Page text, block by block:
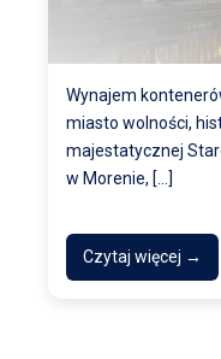
Wynajem
miasto wolności,
majestatycznej
w Morenie, […]
Czytaj więcej →